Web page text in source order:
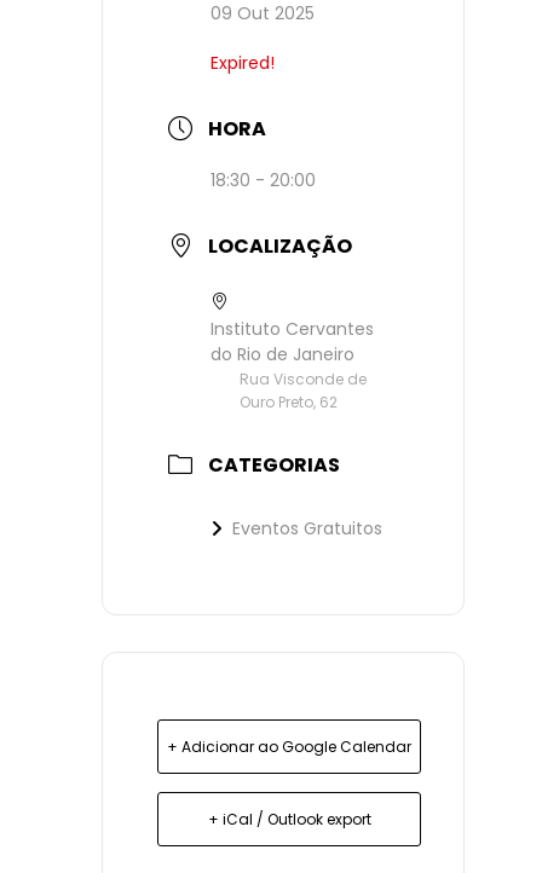
09 Out 2025
Expired!
HORA
18:30 - 20:00
LOCALIZAÇÃO
Instituto Cervantes
do Rio de Janeiro
Rua Visconde de
Ouro Preto, 62
CATEGORIAS
Eventos Gratuitos
+ Adicionar ao Google Calendar
+ iCal / Outlook export